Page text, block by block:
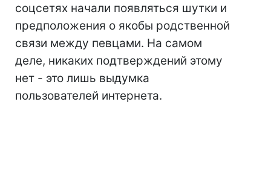
соцсетях начали появляться шутки и
предположения о якобы родственной
связи между певцами. На самом
деле, никаких подтверждений этому
нет - это лишь выдумка
пользователей интернета.